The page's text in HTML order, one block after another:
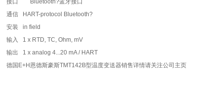
接口 Bluetooth?蓝牙接口
通信 HART-protocol Bluetooth?
安装 in field
输入 1 x RTD, TC, Ohm, mV
输出 1 x analog 4...20 mA / HART
德国 E+H恩德斯豪斯TMT142B型温度变送器销售详情请关注公司主页